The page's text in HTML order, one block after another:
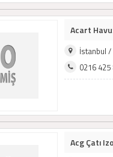
Acart
İstanbul
0216 425
Acg Çatı